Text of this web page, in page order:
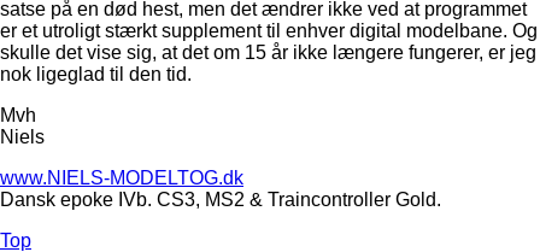
satse på en død hest, men det ændrer ikke ved at programmet
er et utroligt stærkt supplement til enhver digital modelbane. Og
skulle det vise sig, at det om 15 år ikke længere fungerer, er jeg
nok ligeglad til den tid.
Mvh
Niels
www.NIELS-MODELTOG.dk
Dansk epoke IVb. CS3, MS2 & Traincontroller Gold.
Top